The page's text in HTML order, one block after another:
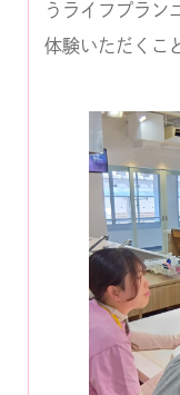
うライフプラン
体験いただくこ